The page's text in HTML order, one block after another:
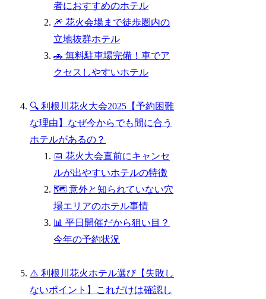
者におすすめのホテル
🎆 花火会場まで徒歩圏内の
立地抜群ホテル
🚗 無料駐車場完備！車でア
クセスしやすいホテル
🔍 利根川花火大会2025【予約困難
な理由】なぜ今からでも間に合う
ホテルがあるの？
📅 花火大会直前にキャンセ
ルが出やすいホテルの特徴
🗺️ 意外と知られていない穴
場エリアのホテル事情
📊 平日開催だから狙い目？
今年の予約状況
⚠️ 利根川花火ホテル選び【失敗し
ないポイント】これだけは確認し